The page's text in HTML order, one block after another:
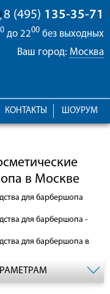
8 (495) 135-35-71
до 2200 без выходных
Ваш город: Москва
ШОУРУМ
КОНТАКТЫ
в Москве
для барбершопа
для барбершопа -
для барбершопа в